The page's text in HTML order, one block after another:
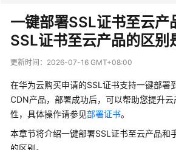
新
动
态
服
务
公
告
产
一键部署SSL证书至云产
SSL证书至云产品的区别
更新时间： 2026-07-16 GMT+08:00
在华为云购买申请的SSL证书支持一键部署
CDN产品，部署成功后，可以帮助您提升
性，具体操作请参见部署证书。
本章节将介绍一键部署SSL证书至云产品和
的区别。